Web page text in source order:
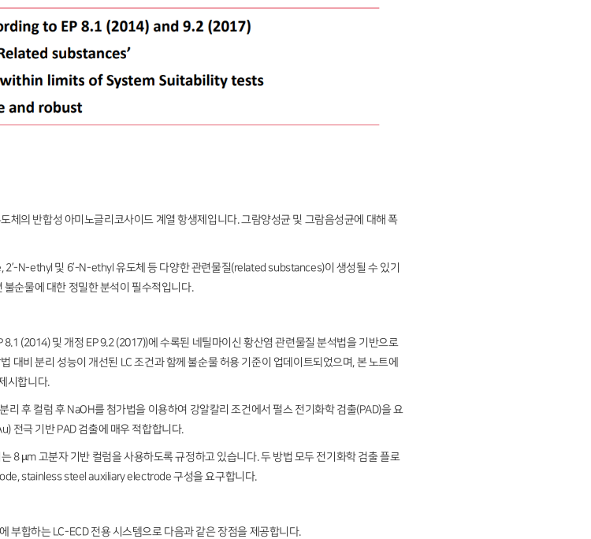
체의 반합성 아미노글리코사이드 계열 항생제입니다. 그람양성균 및 그람음성균에 대해 폭
N-ethyl 및 6’-N-ethyl 유도체 등 다양한 관련물질(related substances)이 생성될 수 있기
순물에 대한 정밀한 분석이 필수적입니다.
(2014) 및 개정 EP 9.2 (2017))에 수록된 네틸마이신 황산염 관련물질 분석법을 기반으로
대비 분리 성능이 개선된 LC 조건과 함께 불순물 허용 기준이 업데이트되었으며, 본 노트에
시합니다.
리 후 컬럼 후 NaOH를 첨가법을 이용하여 강알칼리 조건에서 펄스 전기화학 검출(PAD)을 요
전극 기반 PAD 검출에 매우 적합합니다.
8 µm 고분자 기반 컬럼을 사용하도록 규정하고 있습니다. 두 방법 모두 전기화학 검출 플로
stainless steel auxiliary electrode 구성을 요구합니다.
부합하는 LC-ECD 전용 시스템으로 다음과 같은 장점을 제공합니다.